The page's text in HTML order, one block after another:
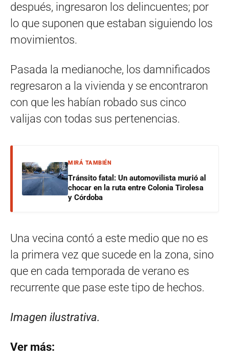
después, ingresaron los delincuentes; por
lo que suponen que estaban siguiendo los
movimientos.
Pasada la medianoche, los damnificados
regresaron a la vivienda y se encontraron
con que les habían robado sus cinco
valijas con todas sus pertenencias.
MIRÁ TAMBIÉN
Tránsito fatal: Un automovilista murió al
chocar en la ruta entre Colonia Tirolesa
y Córdoba
Una vecina contó a este medio que no es
la primera vez que sucede en la zona, sino
que en cada temporada de verano es
recurrente que pase este tipo de hechos.
Imagen ilustrativa.
Ver más: